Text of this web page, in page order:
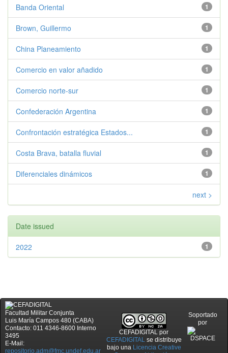
1
Banda Oriental
1
Brown, Guillermo
1
China Planeamiento
1
Comercio en valor añadido
1
Comercio norte-sur
1
Confederación Argentina
1
Confrontación estratégica Estados...
1
Costa Brava, batalla fluvial
1
Diferenciales dinámicos
next >
Date issued
1
2022
Facultad Militar Conjunta
Luis María Campos 480 (CABA)
Contacto: 011 4346-8600 Interno
3495
E-Mail:
repositorio.adm@fmc.undef.edu.ar
CEFADIGITAL por
CEFADIGITALse distribuye
bajo una Licencia Creative
Soportado
por